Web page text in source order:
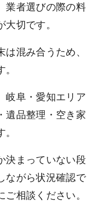
業者選びの際の料
切です。
混み合うため、
岐阜・愛知エリア
遺品整理・空き家
決まっていない段
ながら状況確認で
相談ください。